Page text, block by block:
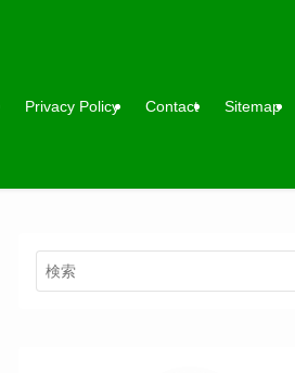
Privacy Policy Contact Sitemap